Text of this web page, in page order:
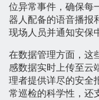
位异常事件，确保每
器人配备的语音播报
现场人员并通知安保
在数据管理方面，这
感数据实时上传至云
理者提供详尽的安全
常巡检的科学性，还